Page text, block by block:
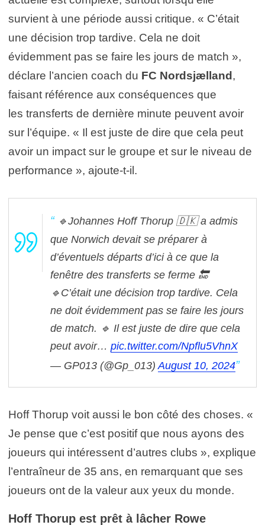
survient à une période aussi critique. « C’était
une décision trop tardive. Cela ne doit
évidemment pas se faire les jours de match »,
déclare l’ancien coach du FC Nordsjælland ,
faisant référence aux conséquences que
les transferts de dernière minute peuvent avoir
sur l’équipe. « Il est juste de dire que cela peut
avoir un impact sur le groupe et sur le niveau de
performance », ajoute-t-il.
🔹Johannes Hoff Thorup 🇩🇰 a admis
que Norwich devait se préparer à
d’éventuels départs d’ici à ce que la
fenêtre des transferts se ferme 🔚
🔹C’était une décision trop tardive. Cela
ne doit évidemment pas se faire les jours
de match. 🔹 Il est juste de dire que cela
peut avoir… pic.twitter.com/Npflu5VhnX
— GP013 (@Gp_013) August 10, 2024
Hoff Thorup voit aussi le bon côté des choses. «
Je pense que c’est positif que nous ayons des
joueurs qui intéressent d’autres clubs », explique
l’entraîneur de 35 ans, en remarquant que ses
joueurs ont de la valeur aux yeux du monde.
Hoff Thorup est prêt à lâcher Rowe